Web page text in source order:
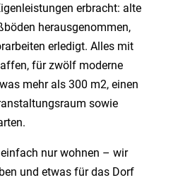
erbracht: alte
herausgenommen,
erledigt. Alles mit
für zwölf moderne
mehr als 300 m2, einen
sowie
nur wohnen – wir
und etwas für das Dorf